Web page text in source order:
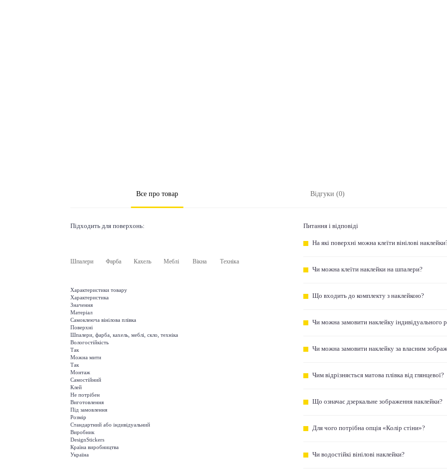
Все про товар Відгуки (0)
Підходить для поверхонь:
Шпалери Фарба Кахель Меблі Вікна Техніка
Характеристики товару
Характеристика
Значення
Матеріал
Самоклеюча вінілова плівка
Поверхні
Шпалери, фарба, кахель, меблі, скло, техніка
Вологостійкість
Так
Можна мити
Так
Монтаж
Самостійний
Клей
Не потрібен
Виготовлення
Під замовлення
Розмір
Стандартний або індивідуальний
Виробник
DesignStickers
Країна виробництва
Україна
Питання і відповіді
На які поверхні можна клеїти вінілові
Чи можна клеїти наклейки на шпалери?
Що входить до комплекту з наклейкою?
Чи можна замовити наклейку індивідуального
Чи можна замовити наклейку за власним
Чим відрізняється матова плівка від глянцевої?
Що означає дзеркальне зображення наклейки?
Для чого потрібна опція «Колір стіни»?
Чи водостійкі вінілові наклейки?